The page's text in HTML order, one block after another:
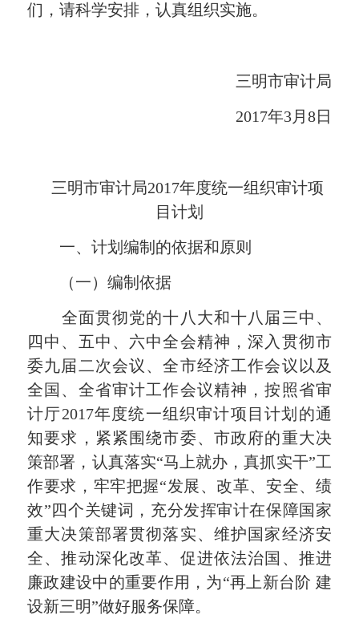
们，请科学安排，认真组织实施。
三明市审计局
2017年3月8日
三明市审计局2017年度统一组织审计项
目计划
一、计划编制的依据和原则
（一）编制依据
全面贯彻党的十八大和十八届三中、
四中、五中、六中全会精神，深入贯彻市
委九届二次会议、全市经济工作会议以及
全国、全省审计工作会议精神 ，按照省审
计厅2017年度统一组织审计项目计划的通
知要求，紧紧围绕市委、市政府的重大决
策部署 ，认真落实“马上就办，真抓实干”工
作要求，牢牢把握“发展、改革、安全、绩
效”四个关键词，充分发挥审计在保障国家
重大决策部署贯彻落实、维护国家经济安
全、推动深化改革、促进依法治国、推进
廉政建设中的重要作用，为“再上新台阶 建
设新三明”做好服务保障。